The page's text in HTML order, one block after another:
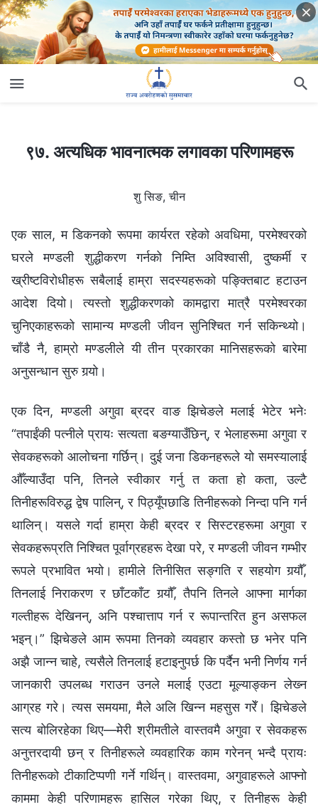
९७. अत्यधिक भावनात्मक लगावका परिणामहरू
९७. अत्यधिक भावनात्मक लगावका परिणामहरू
शु सिङ, चीन
एक साल, म डिकनको रूपमा कार्यरत रहेको अवधिमा, परमेश्‍वरको
घरले मण्डली शुद्धीकरण गर्नको निम्ति अविश्‍वासी, दुष्कर्मी र
ख्रीष्टविरोधीहरू सबैलाई हाम्रा सदस्यहरूको पङ्क्तिबाट हटाउन
आदेश दियो। त्यस्तो शुद्धीकरणको कामद्वारा मात्रै परमेश्‍वरका
चुनिएकाहरूको सामान्य मण्डली जीवन सुनिश्‍चित गर्न सकिन्थ्यो।
चाँडै नै, हाम्रो मण्डलीले यी तीन प्रकारका मानिसहरूको बारेमा
अनुसन्धान सुरु गर्‍यो।
एक दिन, मण्डली अगुवा ब्रदर वाङ झिचेङले मलाई भेटेर भनेः
“तपाईंकी पत्‍नीले प्रायः सत्यता बङग्याउँछिन्, र भेलाहरूमा अगुवा र
सेवकहरूको आलोचना गर्छिन्। दुई जना डिकनहरूले यो समस्यालाई
औँल्याउँदा पनि, तिनले स्वीकार गर्नु त कता हो कता, उल्टै
तिनीहरूविरुद्ध द्वेष पालिन्, र पिठ्यूँपछाडि तिनीहरूको निन्दा पनि गर्न
थालिन्। यसले गर्दा हाम्रा केही ब्रदर र सिस्टरहरूमा अगुवा र
सेवकहरूप्रति निश्‍चित पूर्वाग्रहहरू देखा परे, र मण्डली जीवन गम्भीर
रूपले प्रभावित भयो। हामीले तिनीसित सङ्गति र सहयोग गर्‍यौँ,
तिनलाई निराकरण र छाँटकाँट गर्‍यौँ, तैपनि तिनले आफ्ना मार्गका
गल्तीहरू देखिनन्, अनि पश्‍चात्ताप गर्न र रूपान्तरित हुन असफल
भइन्।” झिचेङले आम रूपमा तिनको व्यवहार कस्तो छ भनेर पनि
अझै जान्‍न चाहे, त्यसैले तिनलाई हटाइनुपर्छ कि पर्दैन भनी निर्णय गर्न
जानकारी उपलब्ध गराउन उनले मलाई एउटा मूल्याङ्कन लेख्‍न
आग्रह गरे। त्यस समयमा, मैले अलि खिन्‍न महसुस गरेँ। झिचेङले
सत्य बोलिरहेका थिए—मेरी श्रीमतीले वास्तवमै अगुवा र सेवकहरू
अनुत्तरदायी छन् र तिनीहरूले व्यवहारिक काम गरेनन् भन्दै प्रायः
तिनीहरूको टीकाटिप्पणी गर्ने गर्थिन्। वास्तवमा, अगुवाहरूले आफ्नो
काममा केही परिणामहरू हासिल गरेका थिए, र तिनीहरू केही